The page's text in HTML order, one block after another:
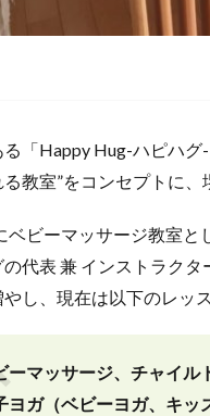
る「Happy Hug-ハピハ
教室”をコンセプトに、
ベビーマッサージ教室と
代表 兼 インストラク
し、現在は以下のレッ
ーマッサージ、チャイル
ヨガ（ベビーヨガ、キッ